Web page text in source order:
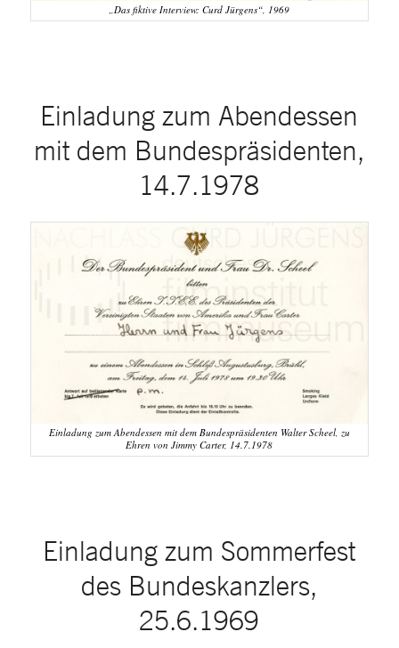
„Das fiktive Interview: Curd Jürgens“, 1969
Einladung zum Abendessen
mit dem Bundespräsidenten,
14.7.1978
Einladung zum Abendessen mit dem Bundespräsidenten Walter Scheel, zu
Ehren von Jimmy Carter, 14.7.1978
Einladung zum Sommerfest
des Bundeskanzlers,
25.6.1969